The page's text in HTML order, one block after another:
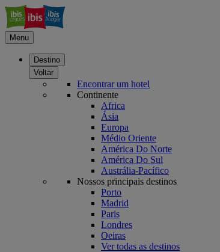
Menu
Destino
Voltar
Encontrar um hotel
Continente
Africa
Ásia
Europa
Médio Oriente
América Do Norte
América Do Sul
Austrália-Pacífico
Nossos principais destinos
Porto
Madrid
Paris
Londres
Oeiras
Ver todas as destinos